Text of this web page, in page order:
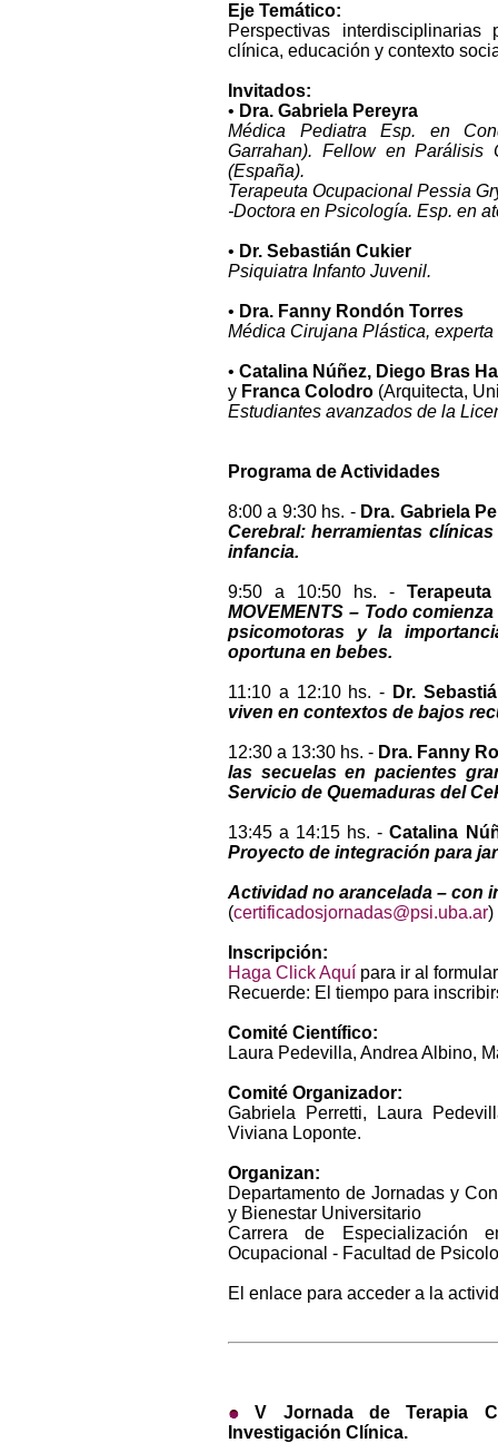
Eje Temático:
Perspectivas
clínica, educación y contexto
Invitados:
• Dra. Gabriela Pereyra
Médica Pediatra Esp. en
Garrahan). Fellow en Parálisis
(España).
Terapeuta Ocupacional Pessia
-Doctora en Psicología. Esp. en
• Dr. Sebastián Cukier
Psiquiatra Infanto Juvenil.
• Dra. Fanny Rondón Torres
Médica Cirujana Plástica,
• Catalina Núñez, Diego Bras
y Franca Colodro (Arquitecta,
Estudiantes avanzados de la
Programa de Actividades
8:00 a 9:30 hs. - Dra. Gabriela
Cerebral: herramientas
infancia.
9:50 a 10:50 hs. -
MOVEMENTS – Todo
psicomotoras y la
oportuna en bebes.
11:10 a 12:10 hs. - Dr.
viven en contextos de bajos
12:30 a 13:30 hs. - Dra. Fanny
las secuelas en pacientes
Servicio de Quemaduras del
13:45 a 14:15 hs. -Catalina
Proyecto de integración para
Actividad no arancelada – con
(certificadosjornadas@psi.uba.ar)
Inscripción:
Haga Click Aquí para ir al
Recuerde: El tiempo para
Comité Científico:
Laura Pedevilla, Andrea Albino,
Comité Organizador:
Gabriela Perretti, Laura
Viviana Loponte.
Organizan:
Departamento de Jornadas y
y Bienestar Universitario
Carrera de Especialización
Ocupacional - Facultad de
El enlace para acceder a la
V Jornada de Terapia
Investigación Clínica.